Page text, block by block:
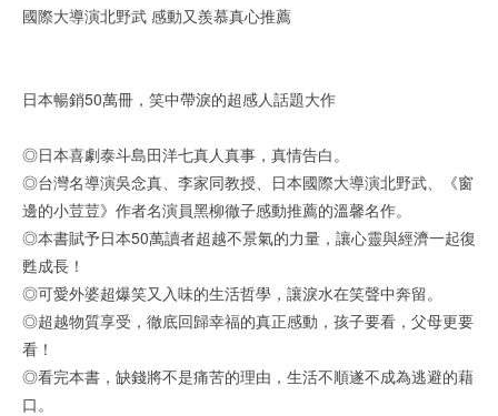
國際大導演北野武 感動又羨慕真心推薦
日本暢銷50萬冊，笑中帶淚的超感人話題大作
◎日本喜劇泰斗島田洋七真人真事，真情告白。
◎台灣名導演吳念真、李家同教授、日本國際大導演北野武、《窗
邊的小荳荳》作者名演員黑柳徹子感動推薦的溫馨名作。
◎本書賦予日本50萬讀者超越不景氣的力量，讓心靈與經濟一起復
甦成長！
◎可愛外婆超爆笑又入味的生活哲學，讓淚水在笑聲中奔留。
◎超越物質享受，徹底回歸幸福的真正感動，孩子要看，父母更要
看！
◎看完本書，缺錢將不是痛苦的理由，生活不順遂不成為逃避的藉
口。